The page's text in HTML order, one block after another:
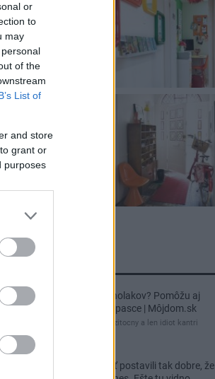
or
to
may
of the
List of
and store
grant or
purposes
príspevky
Re: Ako sa zbaviť ucholakov? Pomôžu aj
jednoduché domáce pasce | Môjdom.sk
blbeckovia, "ucholak" je uzitocny a len idiot kantri
Re: Vidiecku usadlosť postavili tak dobre, že